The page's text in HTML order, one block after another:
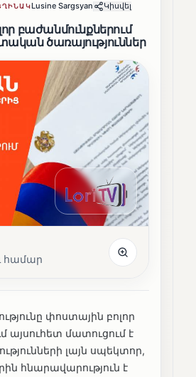
Lusine Sargsyan Կիսվել
բաժանմունքներում
ծառայություններ
համար
փոստային բոլոր
այսուհետ մատուցում է
լայն սպեկտոր,
հնարավարություն է